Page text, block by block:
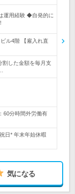
運用経験 ◆自発的に
ル4階 【雇入れ直
割した金額を毎月支
60分時間外労働有
日* 年末年始休暇
気になる